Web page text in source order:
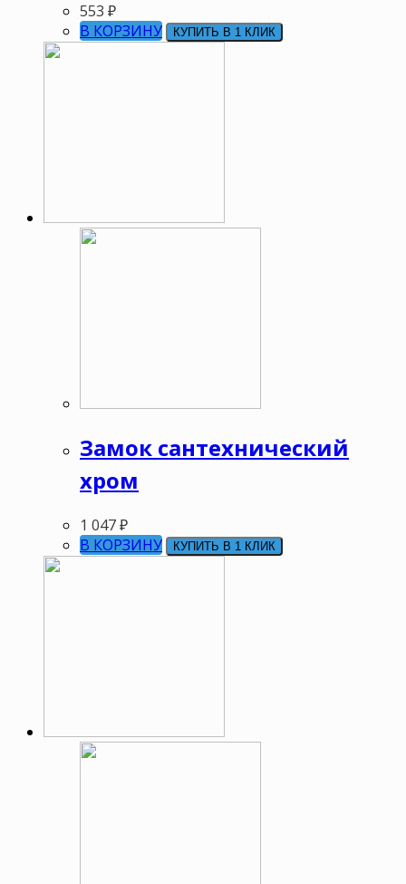
553 ₽
В КОРЗИНУ
КУПИТЬ В 1 КЛИК
Замок сантехнический
хром
1 047₽
В КОРЗИНУ
КУПИТЬ В 1 КЛИК